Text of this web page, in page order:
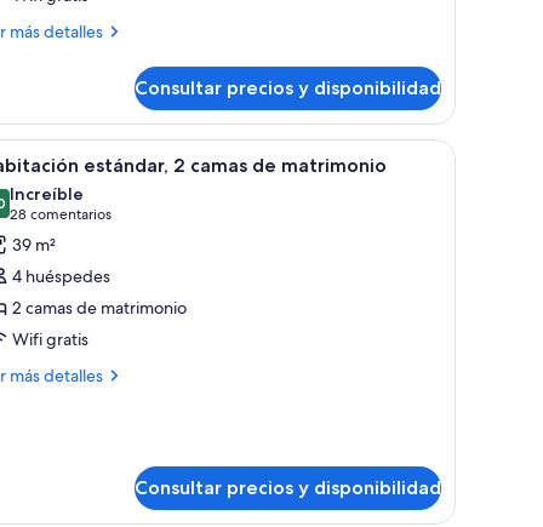
más detalles
Consultar precios y disponibilidad
con lámpara, una silla y una mesa con cubierta de vidrio. La habitación
Habitación de hotel con balcón, televisión,
6 estándar, 2 camas de matrimonio
de 10
Increíble
28 comentarios
(28 comentarios)
39 m²
4 huéspedes
2 camas de matrimonio
Wifi gratis
más detalles
Consultar precios y disponibilidad